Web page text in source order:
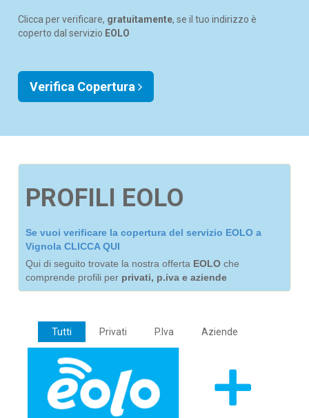
Clicca per verificare, gratuitamente, se il tuo indirizzo è
coperto dal servizio EOLO
Verifica Copertura
PROFILI EOLO
Se vuoi verificare la copertura del servizio EOLO a
Vignola CLICCA QUI
Qui di seguito trovate la nostra offerta EOLO che
comprende profili per privati, p.iva e aziende
Tutti Privati P.Iva Aziende